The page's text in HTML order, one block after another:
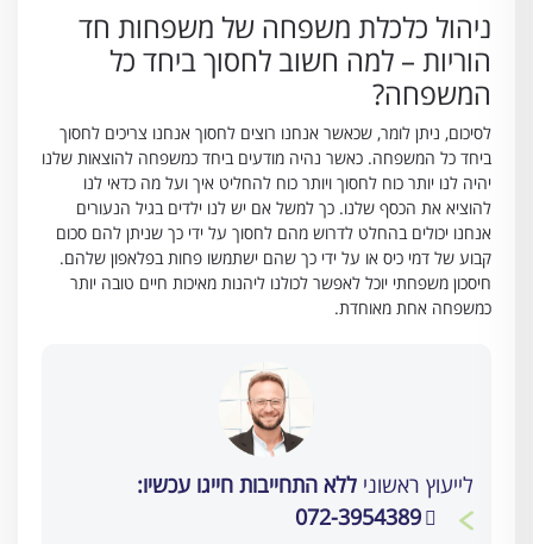
ניהול כלכלת משפחה של משפחות חד
הוריות – למה חשוב לחסוך ביחד כל
המשפחה?
לסיכום, ניתן לומר, שכאשר אנחנו רוצים לחסוך אנחנו צריכים לחסוך
ביחד כל המשפחה. כאשר נהיה מודעים ביחד כמשפחה להוצאות שלנו
יהיה לנו יותר כוח לחסוך ויותר כוח להחליט איך ועל מה כדאי לנו
להוציא את הכסף שלנו. כך למשל אם יש לנו ילדים בגיל הנעורים
אנחנו יכולים בהחלט לדרוש מהם לחסוך על ידי כך שניתן להם סכום
קבוע של דמי כיס או על ידי כך שהם ישתמשו פחות בפלאפון שלהם.
חיסכון משפחתי יוכל לאפשר לכולנו ליהנות מאיכות חיים טובה יותר
כמשפחה אחת מאוחדת.
לייעוץ ראשוני ללא התחייבות חייגו עכשיו:
072-3954389